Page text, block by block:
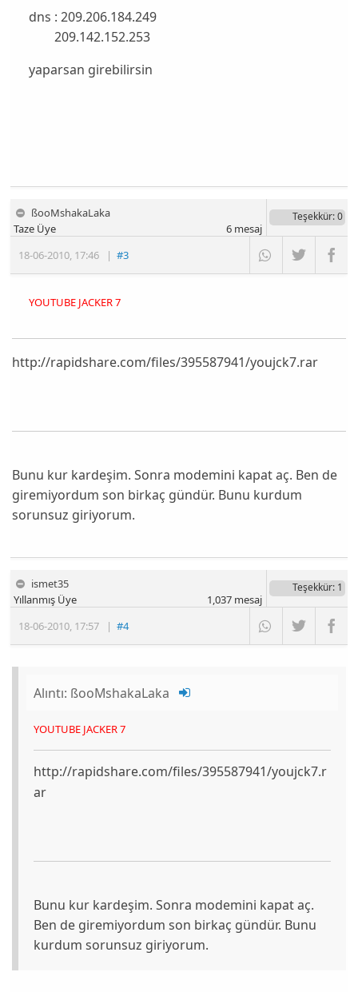
dns : 209.206.184.249
209.142.152.253
yaparsan girebilirsin
ßooMshakaLaka
18-06-2010, 17:46 |#3
Taze Üye
Teşekkür: 0
6mesaj
YOUTUBE JACKER 7
http://rapidshare.com/files/395587941/youjck7.rar
Bunu kur kardeşim. Sonra modemini kapat aç. Ben de
giremiyordum son birkaç gündür. Bunu kurdum
sorunsuz giriyorum.
ismet35
18-06-2010, 17:57 |#4
Yıllanmış Üye
Teşekkür: 1
1,037mesaj
Alıntı: ßooMshakaLaka
YOUTUBE JACKER 7
http://rapidshare.com/files/395587941/youjck7.r
ar
Bunu kur kardeşim. Sonra modemini kapat aç.
Ben de giremiyordum son birkaç gündür. Bunu
kurdum sorunsuz giriyorum.